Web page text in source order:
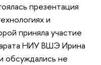
презентация
и
приняла участие
НИУ ВШЭ Ирина
обсуждались не